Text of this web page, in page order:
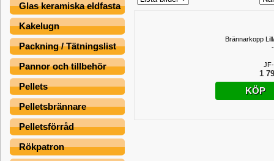
Glas keramiska eldfasta
Kakelugn
Packning / Tätningslist
Pannor och tillbehör
Pellets
Pelletsbrännare
Pelletsförråd
Rökpatron
Brännarkopp
1
KÖP